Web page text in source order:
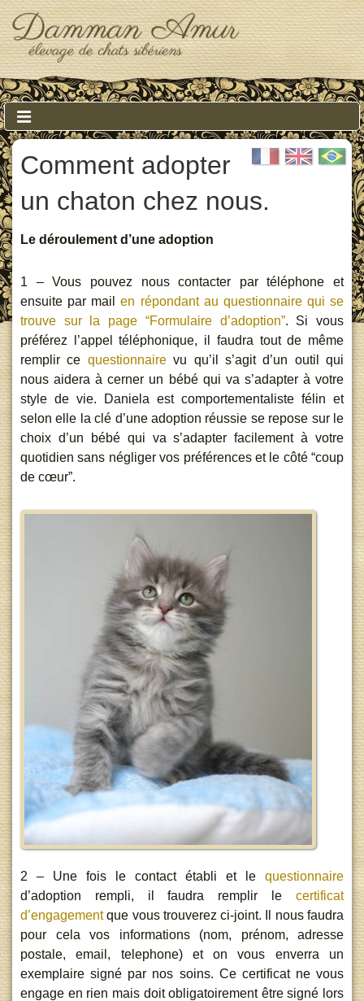
↓
Skip
to
Main
Content
Main
Navigation
MENU
Comment adopter
un chaton chez nous.
Le déroulement d’une adoption
1 – Vous pouvez nous contacter par téléphone et
ensuite par mailen répondant au questionnaire qui se
trouve sur la page “Formulaire d’adoption”. Si vous
préférez l’appel téléphonique, il faudra tout de même
remplir ce questionnairevu qu’il s’agit d’un outil qui
nous aidera à cerner un bébé qui va s’adapter à votre
style de vie. Daniela est comportementaliste félin et
selon elle la clé d’une adoption réussie se repose sur le
choix d’un bébé qui va s’adapter facilement à votre
quotidien sans négliger vos préférences et le côté “coup
de cœur”.
2 – Une fois le contact établi et le questionnaire
d’adoption rempli, il faudra remplir le certificat
d’engagementque vous trouverez ci-joint. Il nous faudra
pour cela vos informations (nom, prénom, adresse
postale, email, telephone) et on vous enverra un
exemplaire signé par nos soins. Ce certificat ne vous
engage en rien mais doit obligatoirement être signé lors